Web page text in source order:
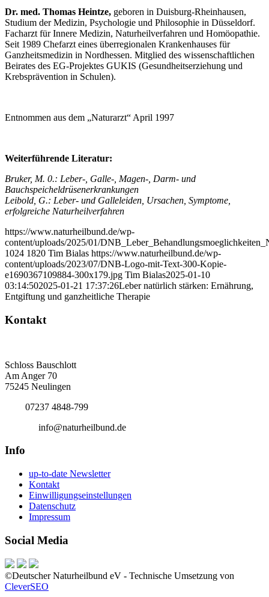
Dr. med. Thomas Heintze, geboren in Duisburg-Rheinhausen,
Studium der Medizin, Psychologie und Philosophie in Düsseldorf.
Facharzt für Innere Medizin, Naturheilverfahren und Homöopathie.
Seit 1989 Chefarzt eines überregionalen Krankenhauses für
Ganzheitsmedizin in Nordhessen. Mitglied des wissenschaftlichen
Beirates des EG-Projektes GUKIS (Gesundheitserziehung und
Krebsprävention in Schulen).
Entnommen aus dem „Naturarzt“ April 1997
Weiterführende Literatur:
Bruker, M. 0.: Leber-, Galle-, Magen-, Darm- und
Bauchspeicheldrüsenerkrankungen
Leibold, G.: Leber- und Galleleiden, Ursachen, Symptome,
erfolgreiche Naturheilverfahren
https://www.naturheilbund.de/wp-
content/uploads/2025/01/
1024 1820 Tim Bialas https://www.naturheilbund.de/wp-
content/uploads/2023/07/DNB-Logo-mit-Text-300-Kopie-
e1690367109884-300x179.jpg Tim Bialas2025-01-10
03:14:502025-01-21 17:37:26Leber natürlich stärken: Ernährung,
Entgiftung und ganzheitliche Therapie
Kontakt
Schloss Bauschlott
Am Anger 70
75245 Neulingen
07237 4848-799
info@naturheilbund.de
Info
up-to-date Newsletter
Kontakt
Einwilligungseinstellungen
Datenschutz
Impressum
Social Media
©Deutscher Naturheilbund eV - Technische Umsetzung von
CleverSEO